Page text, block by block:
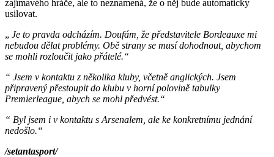
zajímavého hráče, ale to neznamená, že o něj bude automaticky
usilovat.
„ Je to pravda odcházím. Doufám, že představitele Bordeauxe mi
nebudou dělat problémy. Obě strany se musí dohodnout, abychom
se mohli rozloučit jako přátelé.“
“ Jsem v kontaktu z několika kluby, včetně anglických. Jsem
připravený přestoupit do klubu v horní polovině tabulky
Premierleague, abych se mohl předvést.“
“ Byl jsem i v kontaktu s Arsenalem, ale ke konkretnímu jednání
nedošlo.“
/setantasport/